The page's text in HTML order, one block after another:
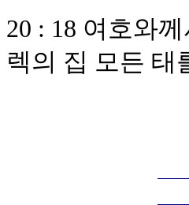
20 : 18 여호와
렉의 집 모든 태